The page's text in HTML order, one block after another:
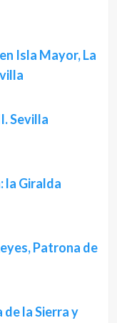
Isla Mayor, La
Sevilla
la Giralda
Patrona de
la Sierra y